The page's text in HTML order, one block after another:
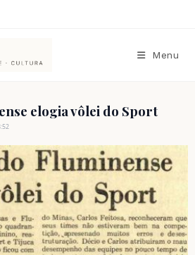
Menu
elogia vôlei do Sport